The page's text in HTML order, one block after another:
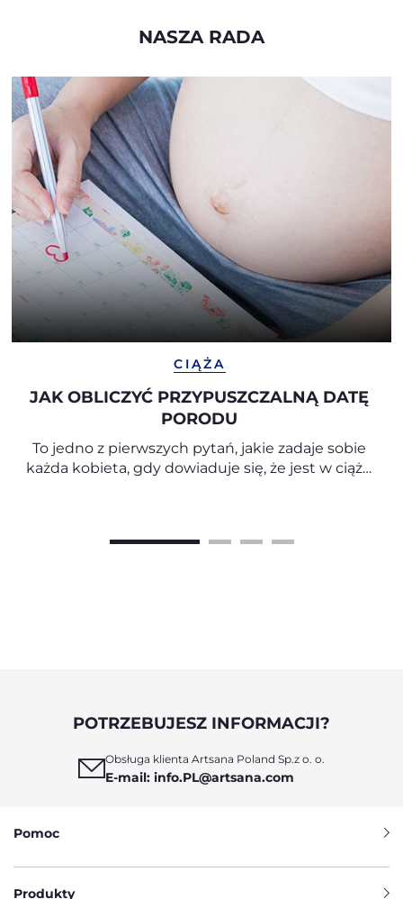
NASZA RADA
CIĄŻA
JAK OBLICZYĆ PRZYPUSZCZALNĄ DATĘ
PORODU
To jedno z pierwszych pytań, jakie zadaje sobie
każda kobieta, gdy dowiaduje się, że jest w ciąży:
wyznaczenia istnieje kilka różnych metod.
POTRZEBUJESZ INFORMACJI?
Obsługa klienta Artsana Poland Sp.z o. o.
E-mail: info.PL@artsana.com
Pomoc
Produkty